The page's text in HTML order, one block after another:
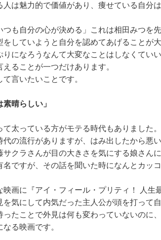
人は魅力的で価値があり、痩せている自分
つも自分の心が決める」これは相田みつを
をしていようと自分を認めてあげることが大
りになろうなんて大変なことはしなくていい
えることが一つだけあります。
言いたいことです。
素晴らしい」
て太っている方がモテる時代もありました。
代の流行がありますが、はみ出したから悪
サクラさんが目の大きさを気にする娘さん
名ですが、その話を聞いた時になんとカッ
映画に『アイ・フィール・プリティ！ 人生
を気にして内気だった主人公が頭を打って
ったことで外見は何も変わっていないのに
なる映画です。